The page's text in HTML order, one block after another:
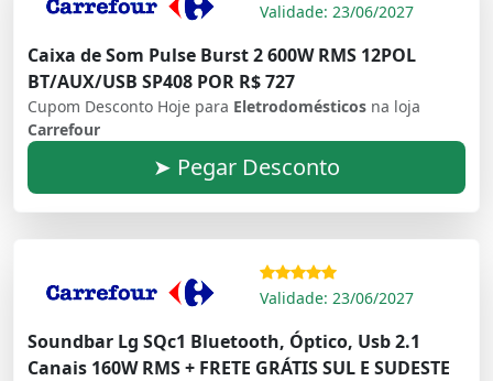
Validade: 23/06/2027
Caixa de Som Pulse Burst 2 600W RMS 12POL
BT/AUX/USB SP408 POR R$ 727
Cupom Desconto Hoje para Eletrodomésticos na loja
Carrefour
➤ Pegar Desconto
Validade: 23/06/2027
Soundbar Lg SQc1 Bluetooth, Óptico, Usb 2.1
Canais 160W RMS + FRETE GRÁTIS SUL E SUDESTE